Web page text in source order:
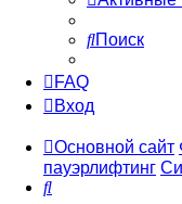
Поиск
FAQ
Вход
Основной сайт
пауэрлифтинг
Поиск